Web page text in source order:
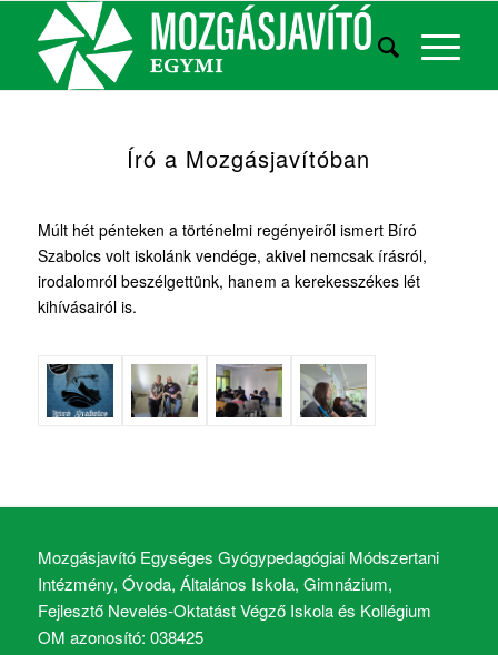
Író a Mozgásjavítóban
Múlt hét pénteken a történelmi regényeiről ismert Bíró
Szabolcs volt iskolánk vendége, akivel nemcsak írásról,
irodalomról beszélgettünk, hanem a kerekesszékes lét
kihívásairól is.
Mozgásjavító Egységes Gyógypedagógiai Módszertani
Intézmény, Óvoda, Általános Iskola, Gimnázium,
Fejlesztő Nevelés-Oktatást Végző Iskola és Kollégium
OM azonosító: 038425